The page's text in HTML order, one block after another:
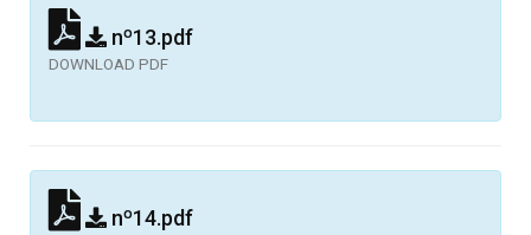
nº13.pdf
DOWNLOAD PDF
nº14.pdf